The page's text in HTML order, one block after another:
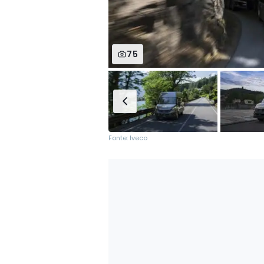
75
Fonte: Iveco